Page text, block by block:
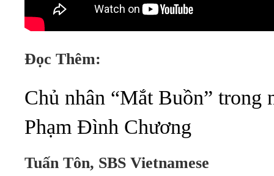
Đọc Thêm:
Chủ nhân “Mắt Buồn” trong
Phạm Đình Chương
Tuấn Tôn, SBS Vietnamese